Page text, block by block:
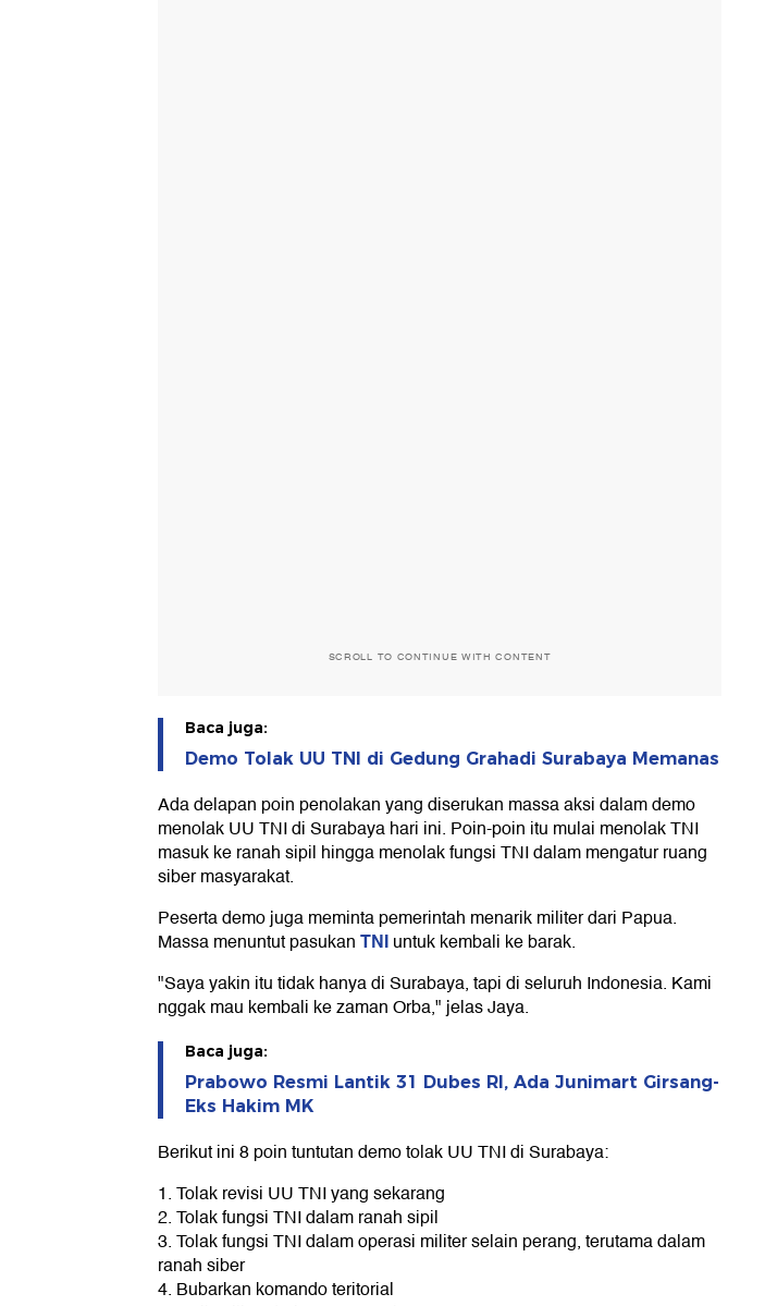
SCROLL TO CONTINUE WITH CONTENT
Baca juga:
Demo Tolak UU TNI di Gedung Grahadi Surabaya Memanas
Ada delapan poin penolakan yang diserukan massa aksi dalam demo
menolak UU TNI di Surabaya hari ini. Poin-poin itu mulai menolak TNI
masuk ke ranah sipil hingga menolak fungsi TNI dalam mengatur ruang
siber masyarakat.
Peserta demo juga meminta pemerintah menarik militer dari Papua.
Massa menuntut pasukanTNIuntuk kembali ke barak.
"Saya yakin itu tidak hanya di Surabaya, tapi di seluruh Indonesia. Kami
nggak mau kembali ke zaman Orba," jelas Jaya.
Baca juga:
Prabowo Resmi Lantik 31 Dubes RI, Ada Junimart Girsang-
Eks Hakim MK
Berikut ini 8 poin tuntutan demo tolak UU TNI di Surabaya:
1. Tolak revisi UU TNI yang sekarang
2. Tolak fungsi TNI dalam ranah sipil
3. Tolak fungsi TNI dalam operasi militer selain perang, terutama dalam
ranah siber
4. Bubarkan komando teritorial